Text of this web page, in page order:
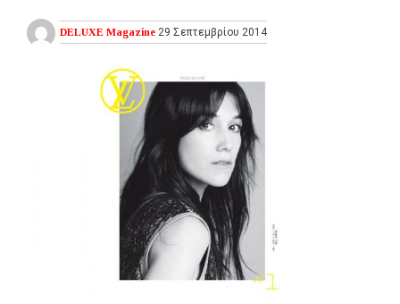
DELUXE Magazine 29 Σεπτεμβρίου 2014